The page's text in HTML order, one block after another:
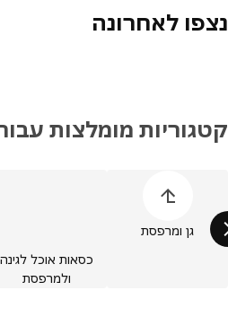
לאחרונה
מומלצות עבורך
גן ומרפסת
כסאות אוכל לגינה
ולמרפסת